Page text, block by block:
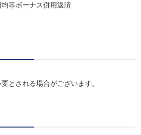
等ボーナス併用返済
とされる場合がございます。